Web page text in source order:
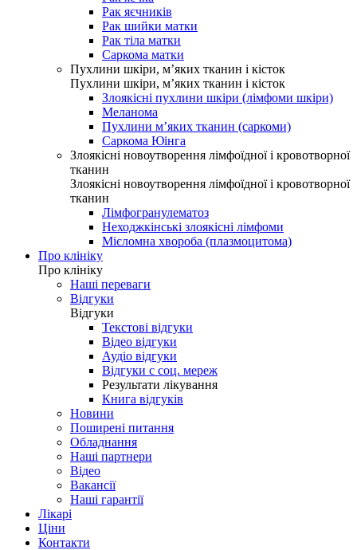
Рак яєчників
Рак шийки матки
Рак тіла матки
Саркома матки
Пухлини шкіри, м’яких тканин і кісток
Пухлини шкіри, м’яких тканин і кісток
Злоякісні пухлини шкіри (лімфоми шкіри)
Меланома
Пухлини м’яких тканин (саркоми)
Саркома Юінга
Злоякісні новоутворення лімфоїдної і кровотворної
тканин
Злоякісні новоутворення лімфоїдної і кровотворної
тканин
Лімфогранулематоз
Неходжкінські злоякісні лімфоми
Мієломна хвороба (плазмоцитома)
Про клініку
Про клініку
Наші переваги
Відгуки
Відгуки
Текстові відгуки
Відео відгуки
Аудіо відгуки
Відгуки с соц. мереж
Результати лікування
Книга відгуків
Новини
Поширені питання
Обладнання
Наші партнери
Відео
Вакансії
Наші гарантії
Лікарі
Ціни
Контакти